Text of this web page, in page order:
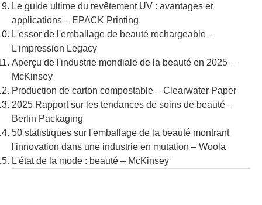
Le guide ultime du revêtement UV : avantages et
applications – EPACK Printing
L'essor de l'emballage de beauté rechargeable –
L'impression Legacy
Aperçu de l'industrie mondiale de la beauté en 2025 –
McKinsey
Production de carton compostable – Clearwater Paper
2025 Rapport sur les tendances de soins de beauté –
Berlin Packaging
50 statistiques sur l'emballage de la beauté montrant
l'innovation dans une industrie en mutation – Woola
L'état de la mode : beauté – McKinsey